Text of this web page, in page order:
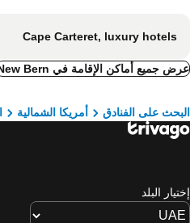
Cape Carteret, luxury hotels
عرض جميع أماكن الإقامة في New Bern
البحث على الفنادق أمريكا الشمالية
إختيار البلد